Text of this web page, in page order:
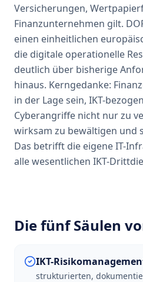
Versicherungen,
Finanzunternehmen gilt.
einen einheitlichen
die digitale operationelle
deutlich über bisherige
hinaus. Kerngedanke:
in der Lage sein, IKT-
Cyberangriffe nicht nur zu
wirksam zu bewältigen und
Das betrifft die eigene IT-
alle wesentlichen IKT-
Die fünf Säulen
IKT-
strukturierten,